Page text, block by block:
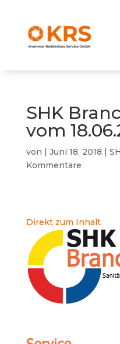
SHK
vom
von | Juni 18, 2018 |
Kommentare
Direkt zum Inhalt